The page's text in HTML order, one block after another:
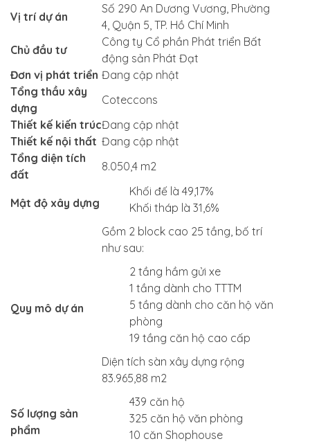
Vị trí dự án
Số 290 An Dương Vương, Phường
4, Quận 5, TP. Hồ Chí Minh
Chủ đầu tư
Công ty Cổ phần Phát triển Bất
động sản Phát Đạt
Đơn vị phát triển Đang cập nhật
Tổng thầu xây
dựng
Coteccons
Thiết kế kiến trúcĐang cập nhật
Thiết kế nội thất Đang cập nhật
Tổng diện tích
đất
8.050,4 m2
Mật độ xây dựng
Khối đế là 49,17%
Khối tháp là 31,6%
Quy mô dự án
Gồm 2 block cao 25 tầng, bố trí
như sau:
2 tầng hầm gửi xe
1 tầng dành cho TTTM
5 tầng dành cho căn hộ văn
phòng
19 tầng căn hộ cao cấp
Diện tích sàn xây dựng rộng
83.965,88 m2
Số lượng sản
phẩm
439 căn hộ
325 căn hộ văn phòng
10 căn Shophouse